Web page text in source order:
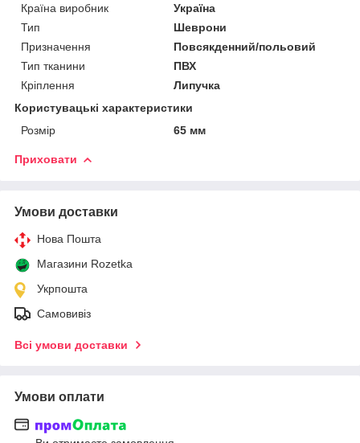
Країна виробник
Україна
Тип
Шеврони
Призначення
Повсякденний/польовий
Тип тканини
ПВХ
Кріплення
Липучка
Користувацькі характеристики
Розмір
65 мм
Приховати
Умови доставки
Нова Пошта
Магазини Rozetka
Укрпошта
Самовивіз
Всі умови доставки
Умови оплати